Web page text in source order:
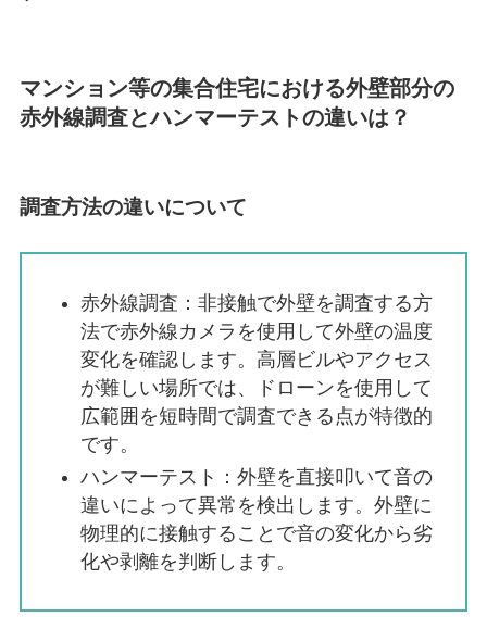
マンション等の集合住宅における外壁部分の
赤外線調査とハンマーテストの違いは？
調査方法の違いについて
赤外線調査：非接触で外壁を調査する方
法で赤外線カメラを使用して外壁の温度
変化を確認します。高層ビルやアクセス
が難しい場所では、ドローンを使用して
広範囲を短時間で調査できる点が特徴的
です。
ハンマーテスト：外壁を直接叩いて音の
違いによって異常を検出します。外壁に
物理的に接触することで音の変化から劣
化や剥離を判断します。